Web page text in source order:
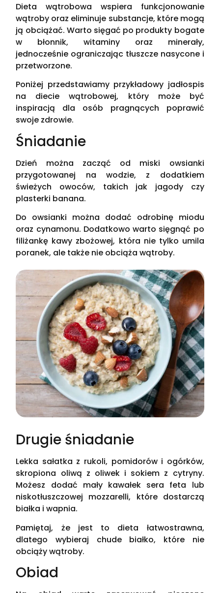
Dieta wątrobowa wspiera funkcjonowanie
wątroby oraz eliminuje substancje, które mogą
ją obciążać. Warto sięgać po produkty bogate
w błonnik, witaminy oraz minerały,
jednocześnie ograniczając tłuszcze nasycone i
przetworzone.
Poniżej przedstawiamy przykładowy jadłospis
na diecie wątrobowej, który może być
inspiracją dla osób pragnących poprawić
swoje zdrowie.
Śniadanie
Dzień można zacząć od miski owsianki
przygotowanej na wodzie, z dodatkiem
świeżych owoców, takich jak jagody czy
plasterki banana.
Do owsianki można dodać odrobinę miodu
oraz cynamonu. Dodatkowo warto sięgnąć po
filiżankę kawy zbożowej, która nie tylko umila
poranek, ale także nie obciąża wątroby.
Drugie śniadanie
Lekka sałatka z rukoli, pomidorów i ogórków,
skropiona oliwą z oliwek i sokiem z cytryny.
Możesz dodać mały kawałek sera feta lub
niskotłuszczowej mozzarelli, które dostarczą
białka i wapnia.
Pamiętaj, że jest to dieta łatwostrawna,
dlatego wybieraj chude białko, które nie
obciąży wątroby.
Obiad